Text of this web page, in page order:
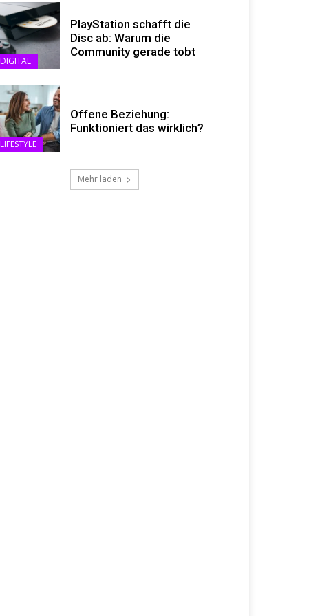
DIGITAL
PlayStation schafft die
Disc ab: Warum die
Community gerade tobt
LIFESTYLE
Offene Beziehung:
Funktioniert das wirklich?
Mehr laden